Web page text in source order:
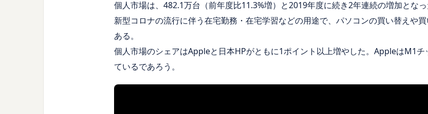
個人市場は、482.1万台（前年度比11.3%増）と2019年度に続き2年連続の増加となっ
新型コロナの流行に伴う在宅勤務・在宅学習などの用途で、パソコンの買い替えや
ある。
個人市場のシェアはAppleと日本HPがともに1ポイント以上増やした。AppleはM1
ているであろう。